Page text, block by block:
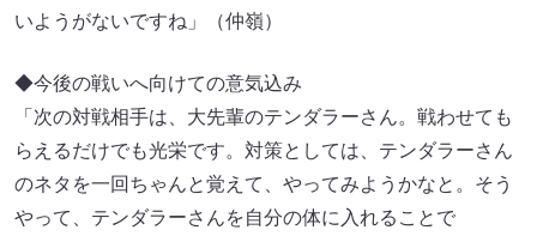
いようがないですね」（仲嶺）
◆今後の戦いへ向けての意気込み
「次の対戦相手は、大先輩のテンダラーさん。戦わせても
らえるだけでも光栄です。対策としては、テンダラーさん
のネタを一回ちゃんと覚えて、やってみようかなと。そう
やって、テンダラーさんを自分の体に入れることで